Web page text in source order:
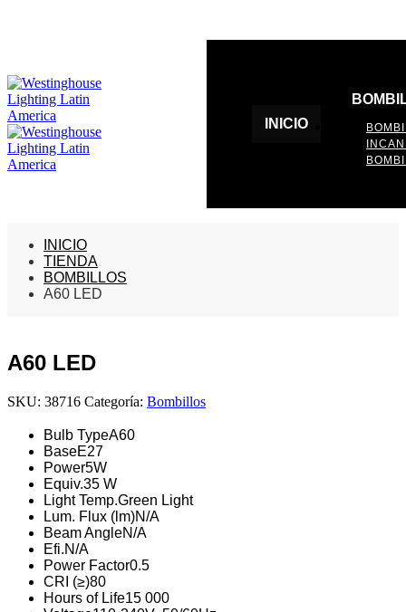
INICIO
INICIO
TIENDA
BOMBILLOS
A60 LED
A60 LED
SKU: 38716 Categoría: Bombillos
Bulb TypeA60
BaseE27
Power5W
Equiv.35 W
Light Temp.Green Light
Lum. Flux (lm)N/A
Beam AngleN/A
Efi.N/A
Power Factor0.5
CRI (≥)80
Hours of Life15 000